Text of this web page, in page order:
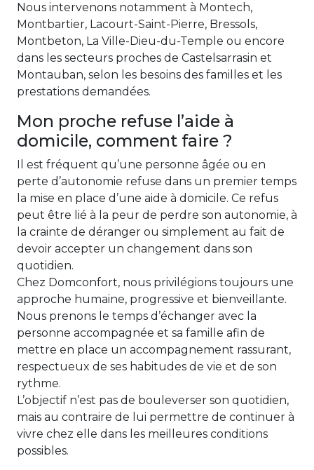
Nous intervenons notamment à Montech,
Montbartier, Lacourt-Saint-Pierre, Bressols,
Montbeton, La Ville-Dieu-du-Temple ou encore
dans les secteurs proches de Castelsarrasin et
Montauban, selon les besoins des familles et les
prestations demandées.
Mon proche refuse l’aide à
domicile, comment faire ?
Il est fréquent qu’une personne âgée ou en
perte d’autonomie refuse dans un premier temps
la mise en place d’une aide à domicile. Ce refus
peut être lié à la peur de perdre son autonomie, à
la crainte de déranger ou simplement au fait de
devoir accepter un changement dans son
quotidien.
Chez Domconfort, nous privilégions toujours une
approche humaine, progressive et bienveillante.
Nous prenons le temps d’échanger avec la
personne accompagnée et sa famille afin de
mettre en place un accompagnement rassurant,
respectueux de ses habitudes de vie et de son
rythme.
L’objectif n’est pas de bouleverser son quotidien,
mais au contraire de lui permettre de continuer à
vivre chez elle dans les meilleures conditions
possibles.